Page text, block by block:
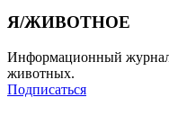
Я/ЖИВОТНОЕ
Информационный журнал
животных.
Подписаться